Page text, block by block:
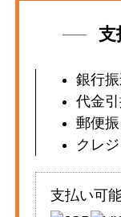
支
銀行
代金
郵便
クレ
支払い可